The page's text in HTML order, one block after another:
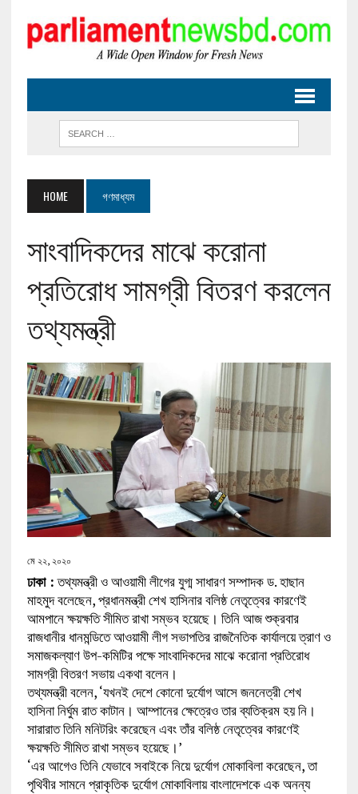
HOME গণমাধ্যম
সাংবাদিকদের মাঝে করোনা
প্রতিরোধ সামগ্রী বিতরণ করলেন
তথ্যমন্ত্রী
মে ২২, ২০২০
ঢাকা :তথ্যমন্ত্রী ও আওয়ামী লীগের যুগ্ম সাধারণ সম্পাদক ড. হাছান
মাহমুদ বলেছেন, প্রধানমন্ত্রী শেখ হাসিনার বলিষ্ঠ নেতৃত্বের কারণেই
আমপানে ক্ষয়ক্ষতি সীমিত রাখা সম্ভব হয়েছে। তিনি আজ শুক্রবার
রাজধানীর ধানমন্ডিতে আওয়ামী লীগ সভাপতির রাজনৈতিক কার্যালয়ে ত্রাণ ও
সমাজকল্যাণ উপ-কমিটির পক্ষে সাংবাদিকদের মাঝে করোনা প্রতিরোধ
সামগ্রী বিতরণ সভায় একথা বলেন।
তথ্যমন্ত্রী বলেন, ‘যখনই দেশে কোনো দুর্যোগ আসে জননেত্রী শেখ
হাসিনা নির্ঘুম রাত কাটান। আম্পানের ক্ষেত্রেও তার ব্যতিক্রম হয় নি।
সারারাত তিনি মনিটরিং করেছেন এবং তাঁর বলিষ্ঠ নেতৃত্বের কারণেই
ক্ষয়ক্ষতি সীমিত রাখা সম্ভব হয়েছে।’
‘এর আগেও তিনি যেভাবে সবাইকে নিয়ে দুর্যোগ মোকাবিলা করেছেন, তা
পৃথিবীর সামনে প্রাকৃতিক দুর্যোগ মোকাবিলায় বাংলাদেশকে এক অনন্য